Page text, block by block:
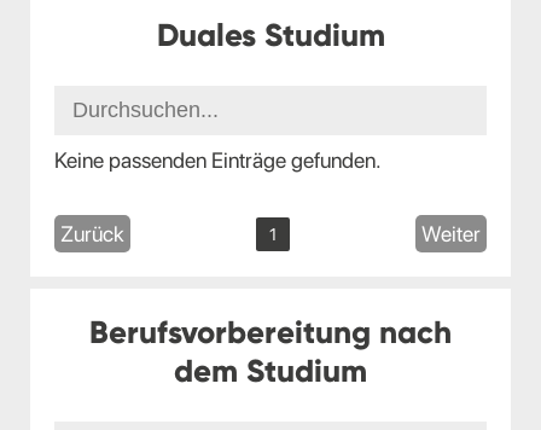
Duales Studium
Keine passenden Einträge gefunden.
Zurück 1 Weiter
Berufsvorbereitung nach
dem Studium